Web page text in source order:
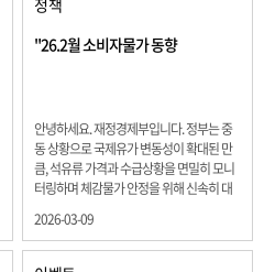
"26.2월 소비자물가 동향
안녕하세요. 재정경제부입니다. 정부는 중
동 상황으로 국제유가 변동성이 확대된 만
큼, 석유류 가격과 수급상황을 면밀히 모니
터링하며 체감물가 안정을 위해 신속히 대
료품과 에너지를 제외하고 추세적 흐름을
보여주는 근원물가는 2.3% 상승 향후 지정
학적 요인, 기상여건 등 불확실성이 있는 만
2026-03-09